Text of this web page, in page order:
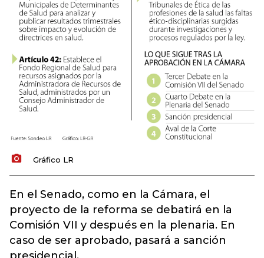
Gráfico LR
En el Senado, como en la Cámara, el
proyecto de la reforma se debatirá en la
Comisión VII y después en la plenaria. En
caso de ser aprobado, pasará a sanción